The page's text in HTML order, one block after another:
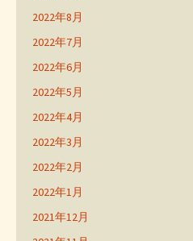
2022年8月
2022年7月
2022年6月
2022年5月
2022年4月
2022年3月
2022年2月
2022年1月
2021年12月